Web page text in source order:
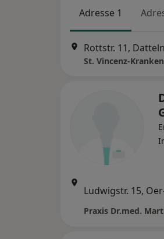
Adresse 1
Rottstr. 11, Datteln
St. Vincenz-